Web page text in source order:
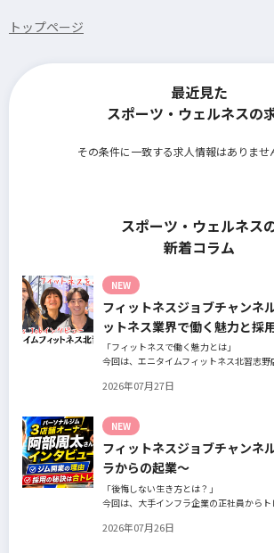
トップページ
最近見た
スポーツ・ウェルネスの
その条件に一致する求人情報はありませ
スポーツ・ウェルネス
新着コラム
NEW
フィットネスジョブチャンネ
ットネス業界で働く魅力と採
「フィットネスで働く魅力とは」
今回は、エニタイムフィットネス北習志
についてインタビュー。オーナー様からは
はそのスタッフの皆様がつくる施設やフィ
を語っていただきました。
2026年07月27日
NEW
フィットネスジョブチャンネ
ラからの起業～
「後悔しない生き方とは？」
今回は、大手インフラ企業の正社員から
の阿部周大さんへインタビュー。
2026年07月26日